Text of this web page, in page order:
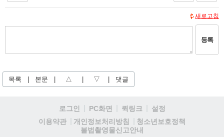
새로고침
등록
목록 본문 △ ▽ 댓글
로그인 PC화면 퀵링크
설정
이용약관
개인정보처리방침
청소년보호정책
불법촬영물신고안내